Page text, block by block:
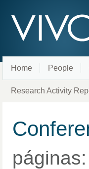
Home People
Research Activity
páginas: